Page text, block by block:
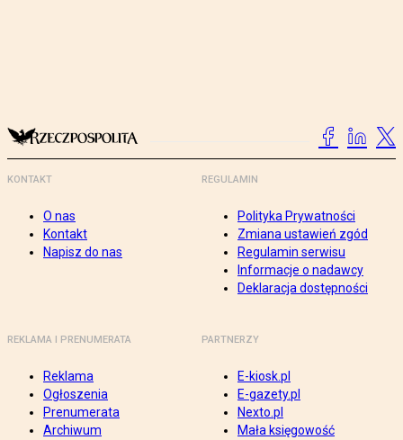
KONTAKT
O nas
Kontakt
Napisz do nas
REGULAMIN
Polityka Prywatności
Zmiana ustawień zgód
Regulamin serwisu
Informacje o nadawcy
Deklaracja dostępności
REKLAMA I PRENUMERATA
Reklama
Ogłoszenia
Prenumerata
Archiwum
PARTNERZY
E-kiosk.pl
E-gazety.pl
Nexto.pl
Mała księgowość